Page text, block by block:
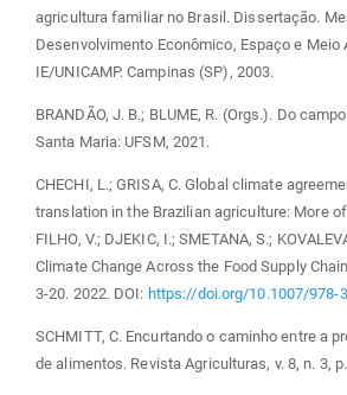
agricultura familiar no Brasil. Dissertação.
Desenvolvimento Econômico, Espaço e Meio
IE/UNICAMP. Campinas (SP), 2003.
BRANDÃO, J. B.; BLUME, R. (Orgs.). Do
Santa Maria: UFSM, 2021.
CHECHI, L.; GRISA, C. Global climate
translation in the Brazilian agriculture: More of
FILHO, V.; DJEKIC, I.; SMETANA, S.;
Climate Change Across the Food Supply
3-20. 2022. DOI: https://doi.org/10.1007/978-
SCHMITT, C. Encurtando o caminho entre a
de alimentos. Revista Agriculturas, v. 8, n. 3,